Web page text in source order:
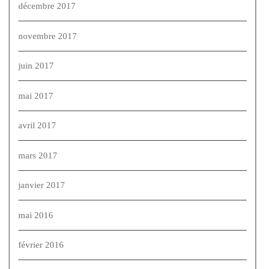
décembre 2017
novembre 2017
juin 2017
mai 2017
avril 2017
mars 2017
janvier 2017
mai 2016
février 2016